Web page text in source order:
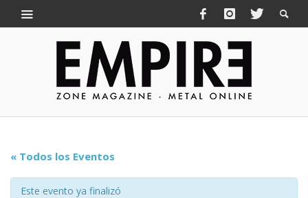
« Todos los Eventos
Este evento ya finalizó